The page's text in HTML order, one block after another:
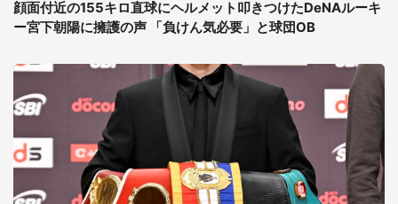
顔面付近の155キロ直球にヘルメット叩きつけたDeNAルーキ
ー宮下朝陽に擁護の声 「負けん気必要」と球団OB